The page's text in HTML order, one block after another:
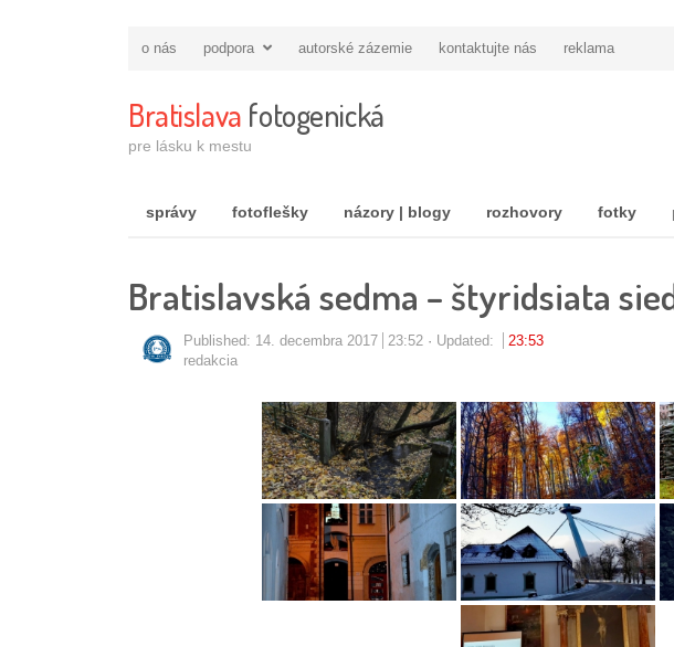
o nás podpora autorské zázemie kontaktujte nás reklama
Bratislava fotogenická
pre lásku k mestu
správy fotoflešky názory | blogy rozhovory fotky
Bratislavská sedma – štyridsiata
Published: 14. decembra 2017 23:52 Updated:
23:53
Autor/ka
redakcia